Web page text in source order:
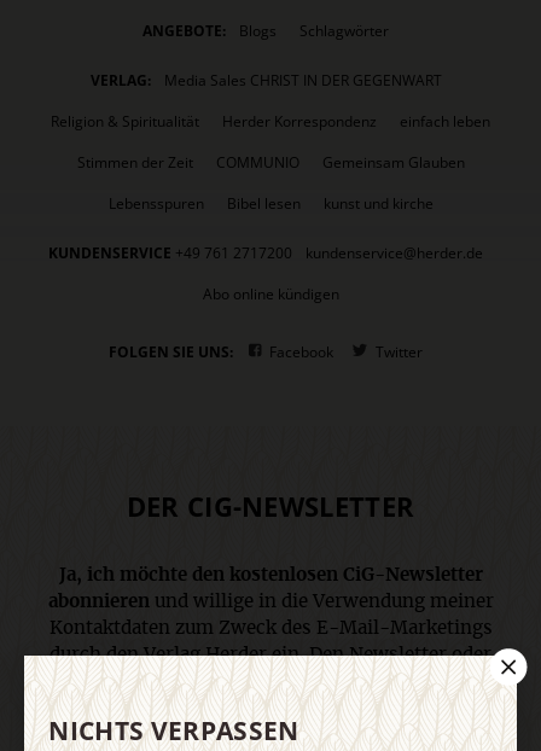
ANGEBOTE: Blogs Schlagwörter
VERLAG:
Media Sales CHRIST IN DER GEGENWART
Religion & Spiritualität
Herder Korrespondenz
einfach leben
Stimmen der Zeit
COMMUNIO
Gemeinsam Glauben
Lebensspuren
Bibel lesen kunst und kirche
KUNDENSERVICE +49 761 2717200
kundenservice@herder.de
Abo online kündigen
FOLGEN SIE UNS: Facebook Twitter
DER CIG-NEWSLETTER
Ja, ich möchte den kostenlosen CiG-Newsletter
abonnierenund willige in die Verwendung meiner
Kontaktdaten zum Zweck des E-Mail-Marketings
durch den Verlag Herder ein. Den Newsletter oder
die E-Mail-Werbung kann ich jederzeit abbestellen.
Ich bin einverstanden, dass mein
personenbezogenes Nutzungsverhalten in
NICHTS VERPASSEN